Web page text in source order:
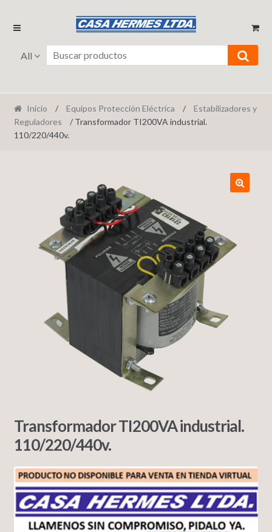
Ir
navegación
Ir
contenido
All
Inicio / Equipos Protección Eléctrica /
Estabilizadores y
Reguladores
/ Transformador TI200VA industrial.
110/220/440v.
Transformador TI200VA industrial.
110/220/440v.